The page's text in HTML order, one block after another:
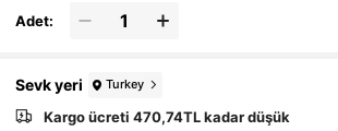
Adet:
Sevk yeri Turkey
Kargo ücreti 470,74TL kadar düşük